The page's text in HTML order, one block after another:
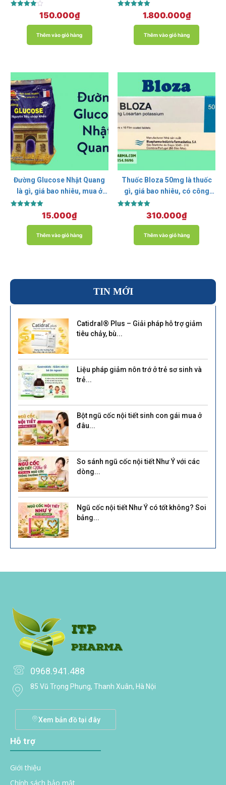
4.00
150.000₫
Thêm vào giỏ hàng
Được xếp
5.00
1.800.000₫
Thêm vào giỏ hàng
Đường Glucose Nhật Quang
là gì, giá bao nhiêu, mua ở
5.00
15.000₫
Thêm vào giỏ hàng
Thuốc Bloza 50mg là thuốc
gì, giá bao nhiêu, có công
5.00
310.000₫
Thêm vào giỏ hàng
TIN MỚI
Catidral® Plus – Giải pháp hỗ trợ giảm
tiêu chảy, bù...
Liệu pháp giảm nôn trớ ở trẻ sơ sinh và
trẻ...
Bột ngũ cốc nội tiết sinh con gái mua ở
đâu...
So sánh ngũ cốc nội tiết Như Ý với các
dòng...
Ngũ cốc nội tiết Như Ý có tốt không? Soi
bảng...
0968.941.488
85 Vũ Trọng Phụng, Thanh Xuân, Hà Nội
Xem bản đồ tại đây
Hỗ trợ
Giới thiệu
Chính sách bảo mật